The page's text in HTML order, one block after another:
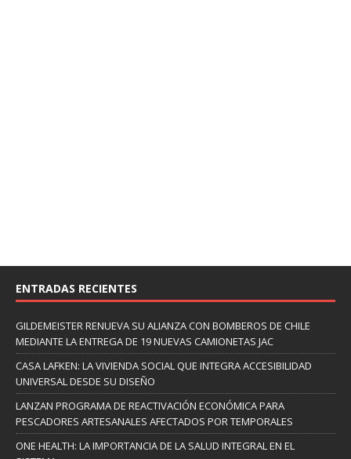
ENTRADAS RECIENTES
GILDEMEISTER RENUEVA SU ALIANZA CON BOMBEROS DE CHILE
MEDIANTE LA ENTREGA DE 19 NUEVAS CAMIONETAS JAC
CASA LAFKEN: LA VIVIENDA SOCIAL QUE INTEGRA ACCESIBILIDAD
UNIVERSAL DESDE SU DISEÑO
LANZAN PROGRAMA DE REACTIVACIÓN ECONÓMICA PARA
PESCADORES ARTESANALES AFECTADOS POR TEMPORALES
ONE HEALTH: LA IMPORTANCIA DE LA SALUD INTEGRAL EN EL